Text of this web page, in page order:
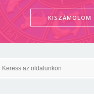
KISZÁMOLOM